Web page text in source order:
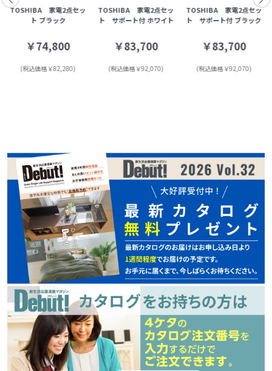
TOSHIBA 家電2点セッ
ト ブラック
￥74,800
(税込価格￥82,280)
TOSHIBA 家電2点セッ
ト サポート付 ホワイト
￥83,700
(税込価格￥92,070)
TOSHIBA 家電2点セッ
ト サポート付 ブラック
￥83,700
(税込価格￥92,070)